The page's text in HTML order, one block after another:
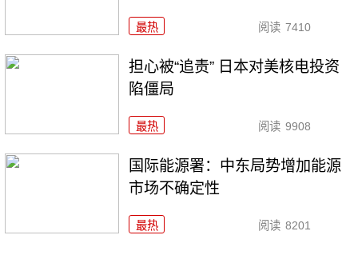
最热 阅读 7410
担心被“追责” 日本对美核电投资
陷僵局
最热 阅读 9908
国际能源署：中东局势增加能源
市场不确定性
最热 阅读 8201